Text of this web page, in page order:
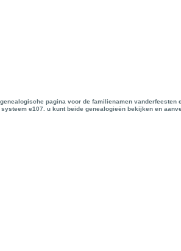
pagina voor de familienamen
e107. u kunt beide genealogieën bekijken en